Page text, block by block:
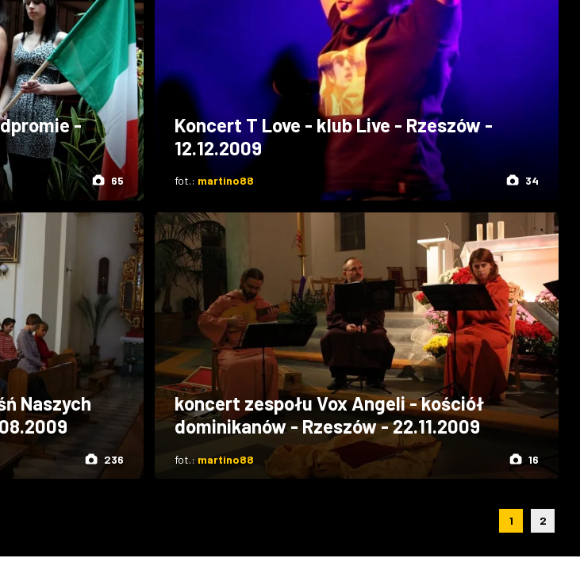
-
65
Koncert T Love - klub Live - Rzeszów -
12.12.2009
fot.: martino88 34
Naszych
236
koncert zespołu Vox Angeli - kościół
dominikanów - Rzeszów - 22.11.2009
fot.: martino88 16
1 2